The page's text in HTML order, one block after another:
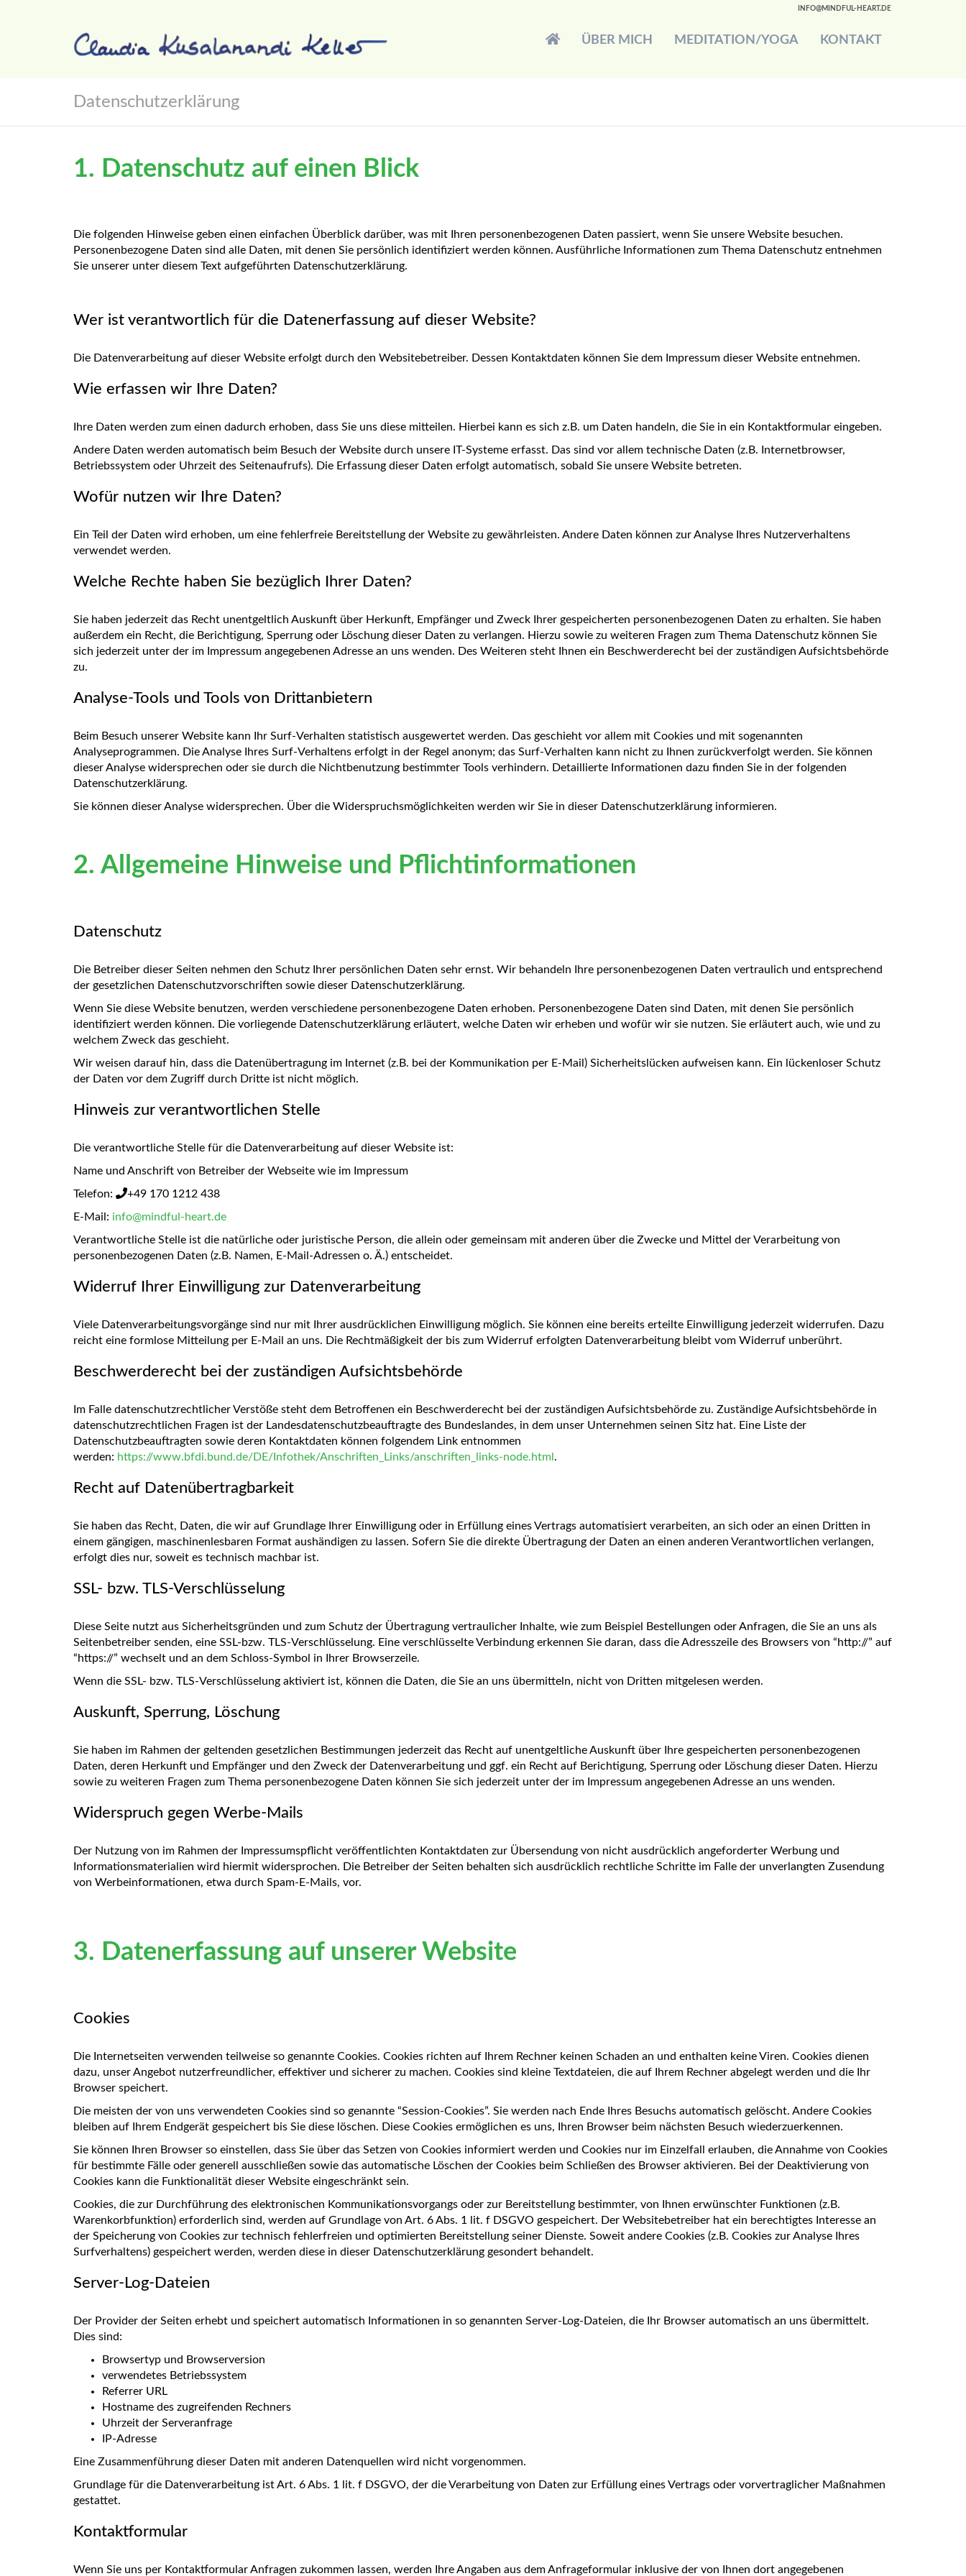
INFO@MINDFUL-HEART.DE
ÜBER MICH MEDITATION/YOGA KONTAKT
Datenschutzerklärung
1. Datenschutz auf einen Blick
Die folgenden Hinweise geben einen einfachen Überblick darüber, was mit Ihren personenbezogenen Daten passiert, wenn Sie unsere Website besuchen.
Personenbezogene Daten sind alle Daten, mit denen Sie persönlich identifiziert werden können. Ausführliche Informationen zum Thema Datenschutz entnehmen
Sie unserer unter diesem Text aufgeführten Datenschutzerklärung.
Wer ist verantwortlich für die Datenerfassung auf dieser Website?
Die Datenverarbeitung auf dieser Website erfolgt durch den Websitebetreiber. Dessen Kontaktdaten können Sie dem Impressum dieser Website entnehmen.
Wie erfassen wir Ihre Daten?
Ihre Daten werden zum einen dadurch erhoben, dass Sie uns diese mitteilen. Hierbei kann es sich z.B. um Daten handeln, die Sie in ein Kontaktformular eingeben.
Andere Daten werden automatisch beim Besuch der Website durch unsere IT-Systeme erfasst. Das sind vor allem technische Daten (z.B. Internetbrowser,
Betriebssystem oder Uhrzeit des Seitenaufrufs). Die Erfassung dieser Daten erfolgt automatisch, sobald Sie unsere Website betreten.
Wofür nutzen wir Ihre Daten?
Ein Teil der Daten wird erhoben, um eine fehlerfreie Bereitstellung der Website zu gewährleisten. Andere Daten können zur Analyse Ihres Nutzerverhaltens
verwendet werden.
Welche Rechte haben Sie bezüglich Ihrer Daten?
Sie haben jederzeit das Recht unentgeltlich Auskunft über Herkunft, Empfänger und Zweck Ihrer gespeicherten personenbezogenen Daten zu erhalten. Sie haben
außerdem ein Recht, die Berichtigung, Sperrung oder Löschung dieser Daten zu verlangen. Hierzu sowie zu weiteren Fragen zum Thema Datenschutz können Sie
sich jederzeit unter der im Impressum angegebenen Adresse an uns wenden. Des Weiteren steht Ihnen ein Beschwerderecht bei der zuständigen Aufsichtsbehörde
zu.
Analyse-Tools und Tools von Drittanbietern
Beim Besuch unserer Website kann Ihr Surf-Verhalten statistisch ausgewertet werden. Das geschieht vor allem mit Cookies und mit sogenannten
Analyseprogrammen. Die Analyse Ihres Surf-Verhaltens erfolgt in der Regel anonym; das Surf-Verhalten kann nicht zu Ihnen zurückverfolgt werden. Sie können
dieser Analyse widersprechen oder sie durch die Nichtbenutzung bestimmter Tools verhindern. Detaillierte Informationen dazu finden Sie in der folgenden
Datenschutzerklärung.
Sie können dieser Analyse widersprechen. Über die Widerspruchsmöglichkeiten werden wir Sie in dieser Datenschutzerklärung informieren.
2. Allgemeine Hinweise und Pflichtinformationen
Datenschutz
Die Betreiber dieser Seiten nehmen den Schutz Ihrer persönlichen Daten sehr ernst. Wir behandeln Ihre personenbezogenen Daten vertraulich und entsprechend
der gesetzlichen Datenschutzvorschriften sowie dieser Datenschutzerklärung.
Wenn Sie diese Website benutzen, werden verschiedene personenbezogene Daten erhoben. Personenbezogene Daten sind Daten, mit denen Sie persönlich
identifiziert werden können. Die vorliegende Datenschutzerklärung erläutert, welche Daten wir erheben und wofür wir sie nutzen. Sie erläutert auch, wie und zu
welchem Zweck das geschieht.
Wir weisen darauf hin, dass die Datenübertragung im Internet (z.B. bei der Kommunikation per E-Mail) Sicherheitslücken aufweisen kann. Ein lückenloser Schutz
der Daten vor dem Zugriff durch Dritte ist nicht möglich.
Hinweis zur verantwortlichen Stelle
Die verantwortliche Stelle für die Datenverarbeitung auf dieser Website ist:
Name und Anschrift von Betreiber der Webseite wie im Impressum
Telefon:
+49 170 1212 438
E-Mail: info@mindful-heart.de
Verantwortliche Stelle ist die natürliche oder juristische Person, die allein oder gemeinsam mit anderen über die Zwecke und Mittel der Verarbeitung von
personenbezogenen Daten (z.B. Namen, E-Mail-Adressen o. Ä.) entscheidet.
Widerruf Ihrer Einwilligung zur Datenverarbeitung
Viele Datenverarbeitungsvorgänge sind nur mit Ihrer ausdrücklichen Einwilligung möglich. Sie können eine bereits erteilte Einwilligung jederzeit widerrufen. Dazu
reicht eine formlose Mitteilung per E-Mail an uns. Die Rechtmäßigkeit der bis zum Widerruf erfolgten Datenverarbeitung bleibt vom Widerruf unberührt.
Beschwerderecht bei der zuständigen Aufsichtsbehörde
Im Falle datenschutzrechtlicher Verstöße steht dem Betroffenen ein Beschwerderecht bei der zuständigen Aufsichtsbehörde zu. Zuständige Aufsichtsbehörde in
datenschutzrechtlichen Fragen ist der Landesdatenschutzbeauftragte des Bundeslandes, in dem unser Unternehmen seinen Sitz hat. Eine Liste der
Datenschutzbeauftragten sowie deren Kontaktdaten können folgendem Link entnommen
werden: https://www.bfdi.bund.de/DE/Infothek/Anschriften_Links/anschriften_links-node.html .
Recht auf Datenübertragbarkeit
Sie haben das Recht, Daten, die wir auf Grundlage Ihrer Einwilligung oder in Erfüllung eines Vertrags automatisiert verarbeiten, an sich oder an einen Dritten in
einem gängigen, maschinenlesbaren Format aushändigen zu lassen. Sofern Sie die direkte Übertragung der Daten an einen anderen Verantwortlichen verlangen,
erfolgt dies nur, soweit es technisch machbar ist.
SSL- bzw. TLS-Verschlüsselung
Diese Seite nutzt aus Sicherheitsgründen und zum Schutz der Übertragung vertraulicher Inhalte, wie zum Beispiel Bestellungen oder Anfragen, die Sie an uns als
Seitenbetreiber senden, eine SSL-bzw. TLS-Verschlüsselung. Eine verschlüsselte Verbindung erkennen Sie daran, dass die Adresszeile des Browsers von “http://” auf
“https://” wechselt und an dem Schloss-Symbol in Ihrer Browserzeile.
Wenn die SSL- bzw. TLS-Verschlüsselung aktiviert ist, können die Daten, die Sie an uns übermitteln, nicht von Dritten mitgelesen werden.
Auskunft, Sperrung, Löschung
Sie haben im Rahmen der geltenden gesetzlichen Bestimmungen jederzeit das Recht auf unentgeltliche Auskunft über Ihre gespeicherten personenbezogenen
Daten, deren Herkunft und Empfänger und den Zweck der Datenverarbeitung und ggf. ein Recht auf Berichtigung, Sperrung oder Löschung dieser Daten. Hierzu
sowie zu weiteren Fragen zum Thema personenbezogene Daten können Sie sich jederzeit unter der im Impressum angegebenen Adresse an uns wenden.
Widerspruch gegen Werbe-Mails
Der Nutzung von im Rahmen der Impressumspflicht veröffentlichten Kontaktdaten zur Übersendung von nicht ausdrücklich angeforderter Werbung und
Informationsmaterialien wird hiermit widersprochen. Die Betreiber der Seiten behalten sich ausdrücklich rechtliche Schritte im Falle der unverlangten Zusendung
von Werbeinformationen, etwa durch Spam-E-Mails, vor.
3. Datenerfassung auf unserer Website
Cookies
Die Internetseiten verwenden teilweise so genannte Cookies. Cookies richten auf Ihrem Rechner keinen Schaden an und enthalten keine Viren. Cookies dienen
dazu, unser Angebot nutzerfreundlicher, effektiver und sicherer zu machen. Cookies sind kleine Textdateien, die auf Ihrem Rechner abgelegt werden und die Ihr
Browser speichert.
Die meisten der von uns verwendeten Cookies sind so genannte “Session-Cookies”. Sie werden nach Ende Ihres Besuchs automatisch gelöscht. Andere Cookies
bleiben auf Ihrem Endgerät gespeichert bis Sie diese löschen. Diese Cookies ermöglichen es uns, Ihren Browser beim nächsten Besuch wiederzuerkennen.
Sie können Ihren Browser so einstellen, dass Sie über das Setzen von Cookies informiert werden und Cookies nur im Einzelfall erlauben, die Annahme von Cookies
für bestimmte Fälle oder generell ausschließen sowie das automatische Löschen der Cookies beim Schließen des Browser aktivieren. Bei der Deaktivierung von
Cookies kann die Funktionalität dieser Website eingeschränkt sein.
Cookies, die zur Durchführung des elektronischen Kommunikationsvorgangs oder zur Bereitstellung bestimmter, von Ihnen erwünschter Funktionen (z.B.
Warenkorbfunktion) erforderlich sind, werden auf Grundlage von Art. 6 Abs. 1 lit. f DSGVO gespeichert. Der Websitebetreiber hat ein berechtigtes Interesse an
der Speicherung von Cookies zur technisch fehlerfreien und optimierten Bereitstellung seiner Dienste. Soweit andere Cookies (z.B. Cookies zur Analyse Ihres
Surfverhaltens) gespeichert werden, werden diese in dieser Datenschutzerklärung gesondert behandelt.
Server-Log-Dateien
Der Provider der Seiten erhebt und speichert automatisch Informationen in so genannten Server-Log-Dateien, die Ihr Browser automatisch an uns übermittelt.
Dies sind:
Browsertyp und Browserversion
verwendetes Betriebssystem
Referrer URL
Hostname des zugreifenden Rechners
Uhrzeit der Serveranfrage
IP-Adresse
Eine Zusammenführung dieser Daten mit anderen Datenquellen wird nicht vorgenommen.
Grundlage für die Datenverarbeitung ist Art. 6 Abs. 1 lit. f DSGVO, der die Verarbeitung von Daten zur Erfüllung eines Vertrags oder vorvertraglicher Maßnahmen
gestattet.
Kontaktformular
Wenn Sie uns per Kontaktformular Anfragen zukommen lassen, werden Ihre Angaben aus dem Anfrageformular inklusive der von Ihnen dort angegebenen